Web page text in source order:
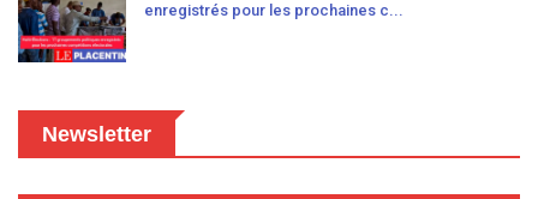
enregistrés pour les prochaines c...
Newsletter